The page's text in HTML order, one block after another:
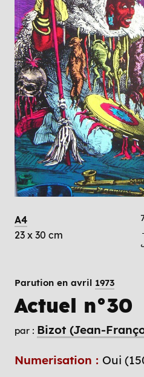
A4
23 x 30 cm
Parution en avril 1973
Actuel n°30
par : Bizot (Jean-
Numerisation : Oui